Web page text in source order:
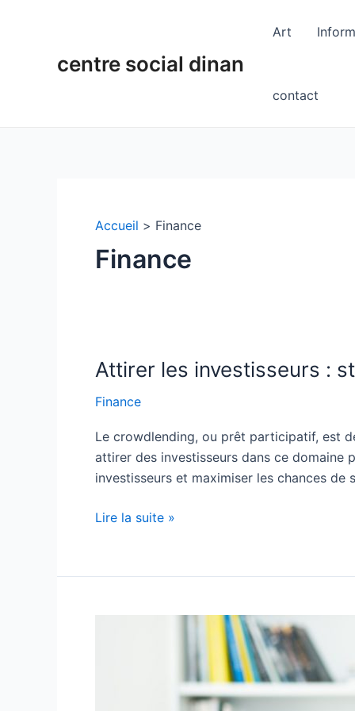
centre social dinan
Art
contact
Accueil Finance
Finance
Attirer les investisseurs :
Finance
Le crowdlending, ou prêt participatif, est
attirer des investisseurs dans ce domaine
investisseurs et maximiser les chances
Attirer
investisseurs
:
stratégies
gagnantes
le
Lire la suite »